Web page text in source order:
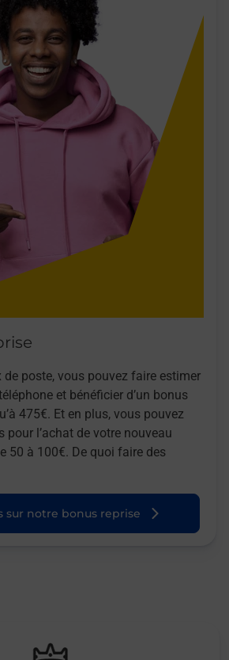
de poste, vous pouvez faire estimer
et bénéficier d’un bonus
475€. Et en plus, vous pouvez
pour l’achat de votre nouveau
50 à 100€. De quoi faire des
sur notre bonus reprise